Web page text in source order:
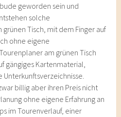
geworden sein und
solche
Tisch, mit dem Finger auf
ohne eigene
am grünen Tisch
gängiges Kartenmaterial,
billig aber ihren Preis nicht
ohne eigene Erfahrung an
im Tourenverlauf, einer